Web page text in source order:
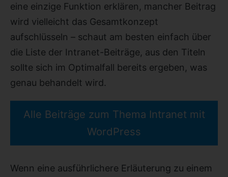
eine einzige Funktion erklären, mancher Beitrag
wird vielleicht das Gesamtkonzept
aufschlüsseln – schaut am besten einfach über
die Liste der Intranet-Beiträge, aus den Titeln
sollte sich im Optimalfall bereits ergeben, was
genau behandelt wird.
Alle Beiträge zum Thema Intranet mit
WordPress
Wenn eine ausführlichere Erläuterung zu einem